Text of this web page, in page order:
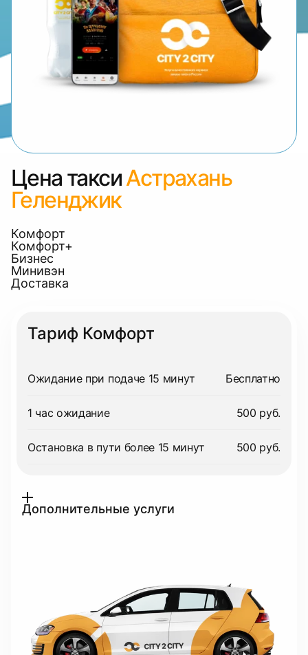
Цена таксиАстрахань
Геленджик
Комфорт
Комфорт+
Бизнес
Минивэн
Доставка
Тариф Комфорт
Ожидание при подаче 15 минут Бесплатно
1 час ожидание 500 руб.
Остановка в пути более 15 минут 500 руб.
Дополнительные услуги